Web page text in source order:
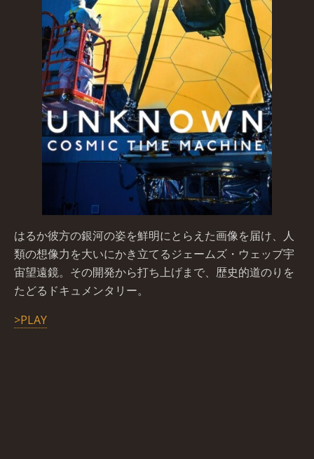
はるか彼方の銀河の姿を鮮明にとらえた画像を届け、人
類の想像力を大いにかき立てるジェームズ・ウェッブ宇
宙望遠鏡。その開発から打ち上げまで、歴史的道のりを
たどるドキュメンタリー。
>PLAY